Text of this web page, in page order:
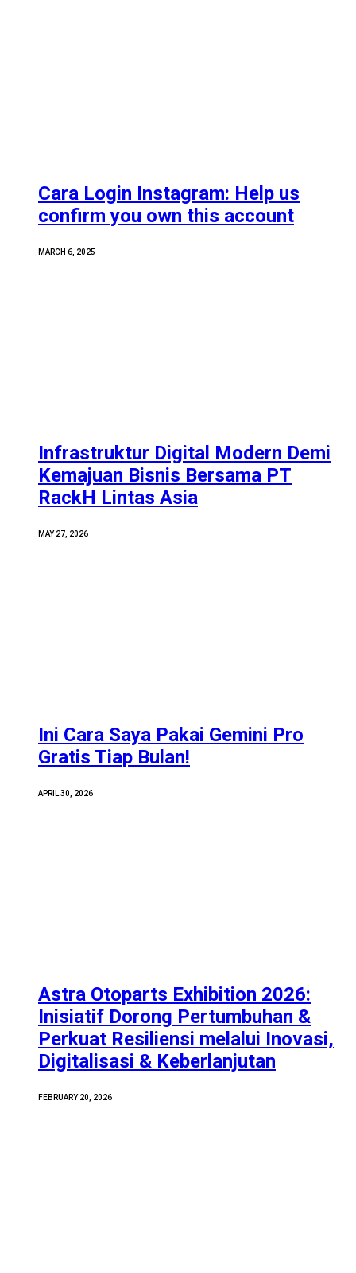
Cara Login Instagram: Help us
confirm you own this account
MARCH 6, 2025
Infrastruktur Digital Modern Demi
Kemajuan Bisnis Bersama PT
RackH Lintas Asia
MAY 27, 2026
Ini Cara Saya Pakai Gemini Pro
Gratis Tiap Bulan!
APRIL 30, 2026
Astra Otoparts Exhibition 2026:
Inisiatif Dorong Pertumbuhan &
Perkuat Resiliensi melalui Inovasi,
Digitalisasi & Keberlanjutan
FEBRUARY 20, 2026